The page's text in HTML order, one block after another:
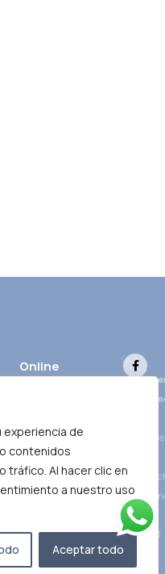
experiencia de
contenidos
tráfico. Al hacer clic en
a nuestro uso
Aceptar todo
Online
Orio, Tolosa y
Behobia
Todos
2023